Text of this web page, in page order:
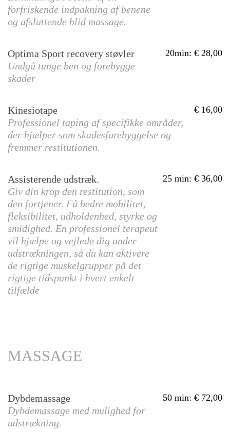
forfriskende indpakning af benene
og afsluttende blid massage.
Optima Sport recovery støvler
Undgå tunge ben og forebygge
skader
20min: 28,00
Kinesiotape
Professionel taping af specifikke områder,
der hjælper som skadesforebyggelse og
fremmer restitutionen.
16,00
Assisterende udstræk.
Giv din krop den restitution, som
den fortjener. Få bedre mobilitet,
fleksibilitet, udholdenhed, styrke og
smidighed. En professionel terapeut
vil hjælpe og vejlede dig under
udstrækningen, så du kan aktivere
de rigtige muskelgrupper på det
rigtige tidspunkt i hvert enkelt
tilfælde
25 min: 36,00
MASSAGE
Dybdemassage
Dybdemassage med mulighed for
udstrækning.
50 min: 72,00